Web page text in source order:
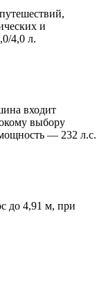
и
4,0 л.
входит
выбору
— 232 л.с.
до 4,91 м, при